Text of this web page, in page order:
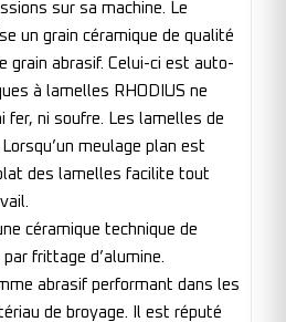
sur sa machine. Le
un grain céramique de qualité
grain abrasif. Celui-ci est auto-
à lamelles RHODIUS ne
fer, ni soufre. Les lamelles de
meulage plan est
des lamelles facilite tout
céramique technique de
frittage d’alumine.
abrasif performant dans les
de broyage. Il est réputé